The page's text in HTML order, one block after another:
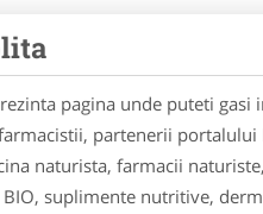
pagina unde puteti
partenerii
naturista, farmacii
suplimente nutritive,